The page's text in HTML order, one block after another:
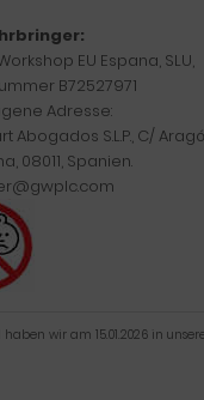
EU Espana, SLU,
B72527971
Adresse:
Abogados S.L.P., C/
08011, Spanien.
haben wir am 15.01.2026 in